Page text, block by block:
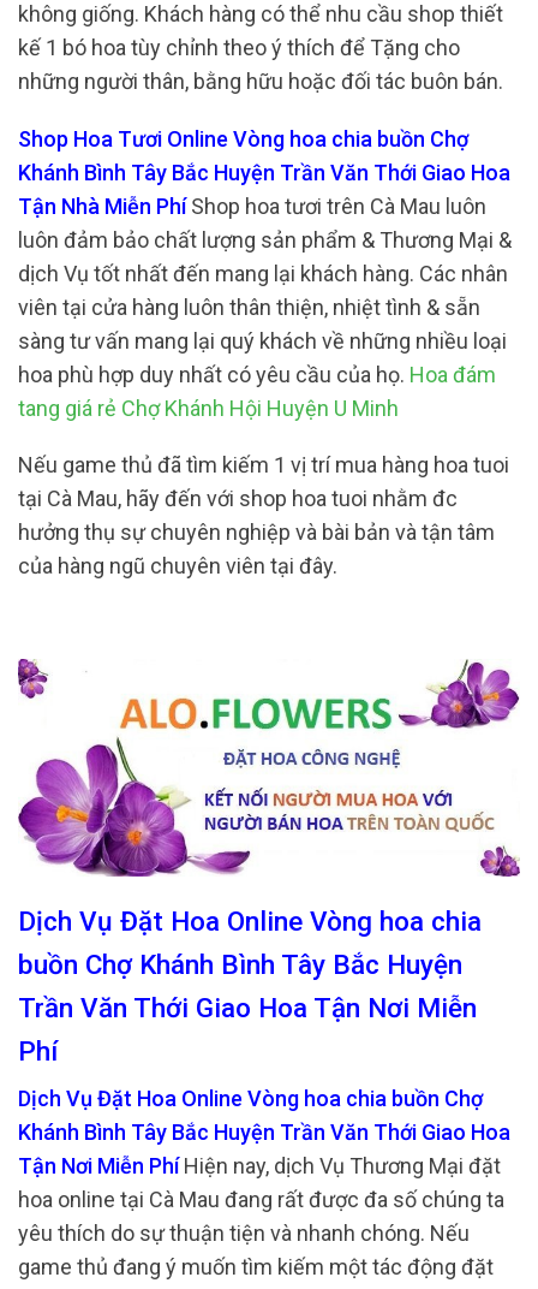
không giống. Khách hàng có thể nhu cầu shop thiết
kế 1 bó hoa tùy chỉnh theo ý thích để Tặng cho
những người thân, bằng hữu hoặc đối tác buôn bán.
Shop Hoa Tươi Online Vòng hoa chia buồn Chợ
Khánh Bình Tây Bắc Huyện Trần Văn Thới Giao Hoa
Tận Nhà Miễn PhíShop hoa tươi trên Cà Mau luôn
luôn đảm bảo chất lượng sản phẩm & Thương Mại &
dịch Vụ tốt nhất đến mang lại khách hàng. Các nhân
viên tại cửa hàng luôn thân thiện, nhiệt tình & sẵn
sàng tư vấn mang lại quý khách về những nhiều loại
hoa phù hợp duy nhất có yêu cầu của họ. Hoa đám
tang giá rẻ Chợ Khánh Hội Huyện U Minh
Nếu game thủ đã tìm kiếm 1 vị trí mua hàng hoa tuoi
tại Cà Mau, hãy đến với shop hoa tuoi nhằm đc
hưởng thụ sự chuyên nghiệp và bài bản và tận tâm
của hàng ngũ chuyên viên tại đây.
Dịch Vụ Đặt Hoa Online Vòng hoa chia
buồn Chợ Khánh Bình Tây Bắc Huyện
Trần Văn Thới Giao Hoa Tận Nơi Miễn
Phí
Dịch Vụ Đặt Hoa Online Vòng hoa chia buồn Chợ
Khánh Bình Tây Bắc Huyện Trần Văn Thới Giao Hoa
Tận Nơi Miễn PhíHiện nay, dịch Vụ Thương Mại đặt
hoa online tại Cà Mau đang rất được đa số chúng ta
yêu thích do sự thuận tiện và nhanh chóng. Nếu
game thủ đang ý muốn tìm kiếm một tác động đặt